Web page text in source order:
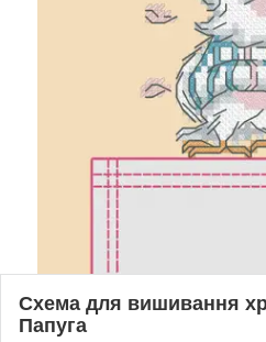
Схема для вишивання
Папуга